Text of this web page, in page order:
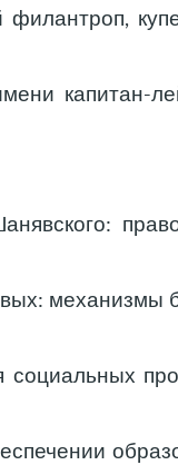
филантроп,
капитан-
механизмы
социальных